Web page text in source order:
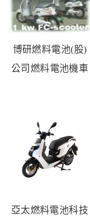
博研燃料電池(股)
公司 燃料電池機車
亞太燃料電池科技